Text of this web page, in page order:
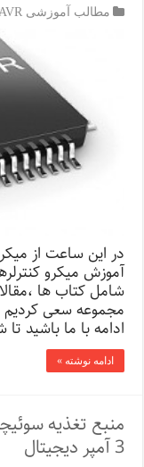
مطالب آموزشی AVR
در این ساعت از
شامل کتاب ها
مجموعه سعی کردیم
ادامه با ما باشید
ادامه نوشته »
3 آمپر دیجیتال